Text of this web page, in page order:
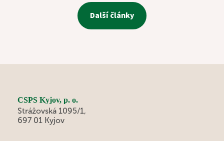
Další články
CSPS Kyjov, p. o.
Strážovská 1095/1,
697 01 Kyjov